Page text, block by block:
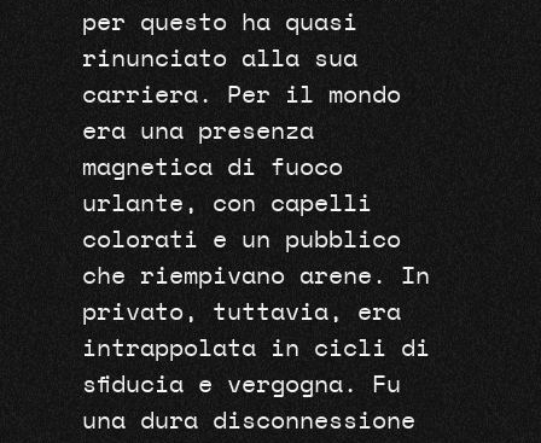
per questo ha quasi
rinunciato alla sua
carriera. Per il mondo
era una presenza
magnetica di fuoco
urlante, con capelli
colorati e un pubblico
che riempivano arene. In
privato, tuttavia, era
intrappolata in cicli di
sfiducia e vergogna. Fu
una dura disconnessione